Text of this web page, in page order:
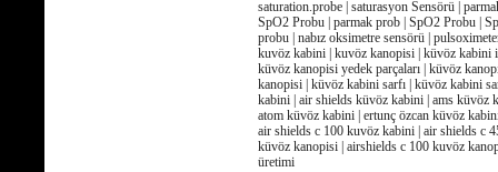
saturation.probe | saturasyon Sensörü |
SpO2 Probu | parmak prob | SpO2 Probu |
probu | nabız oksimetre sensörü |
kuvöz kabini | kuvöz kanopisi | küvöz kabini
küvöz kanopisi yedek parçaları | küvöz
kanopisi | küvöz kabini sarfı | küvöz kabini
kabini | air shields küvöz kabini | ams küvöz
atom küvöz kabini | ertunç özcan küvöz
air shields c 100 kuvöz kabini | air shields c
küvöz kanopisi | airshields c 100 kuvöz
üretimi